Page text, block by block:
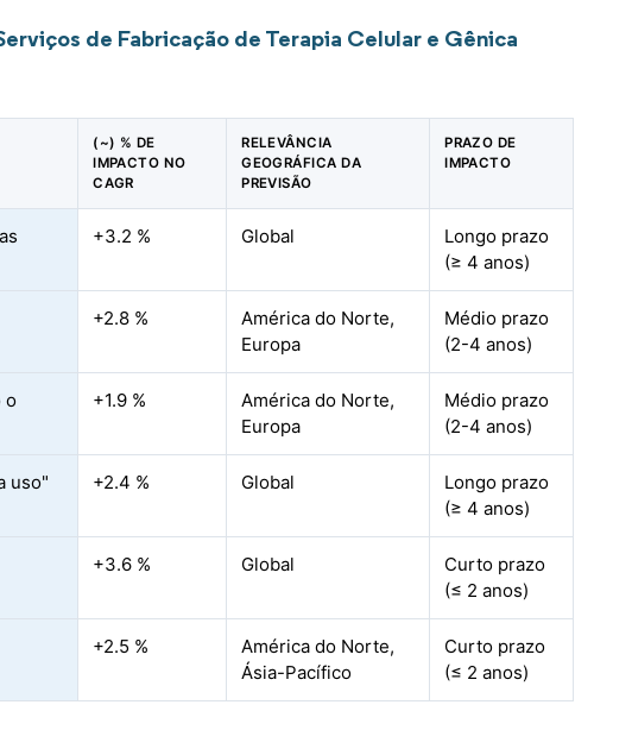
de Fabricação de Terapia Celular e Gênica
(~) % DE
IMPACTO NO
CAGR
RELEVÂNCIA
GEOGRÁFICA DA
PREVISÃO
PRAZO DE
IMPACTO
+3.2 % Global
Longo prazo
(≥ 4 anos)
+2.8 %
América do Norte,
Europa
Médio prazo
(2-4 anos)
o
+1.9 %
América do Norte,
Europa
Médio prazo
(2-4 anos)
uso"
+2.4 % Global
Longo prazo
(≥ 4 anos)
+3.6 % Global
Curto prazo
(≤ 2 anos)
+2.5 %
América do Norte,
Ásia-Pacífico
Curto prazo
(≤ 2 anos)